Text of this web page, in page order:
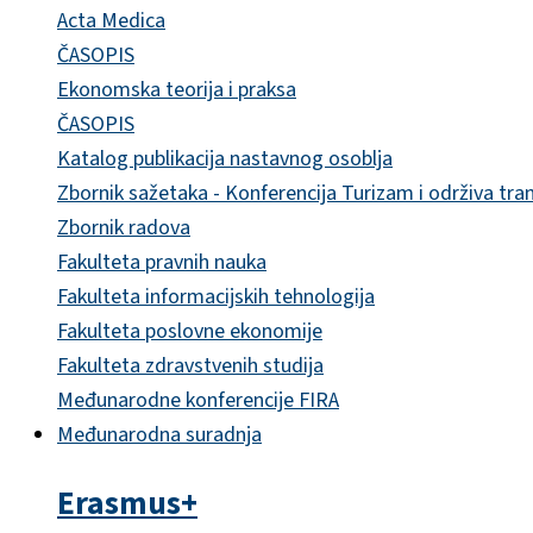
Acta Medica
ČASOPIS
Ekonomska teorija i praksa
ČASOPIS
Katalog publikacija nastavnog osoblja
Zbornik sažetaka - Konferencija Turizam i održiva
Zbornik radova
Fakulteta pravnih nauka
Fakulteta informacijskih tehnologija
Fakulteta poslovne ekonomije
Fakulteta zdravstvenih studija
Međunarodne konferencije FIRA
Međunarodna suradnja
Erasmus+